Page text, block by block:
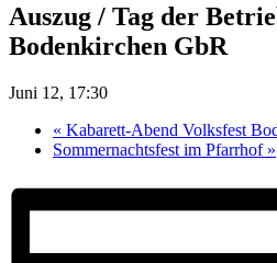
Auszug / Tag der
Bodenkirchen GbR
Juni 12, 17:30
« Kabarett-Abend Volksfest
Sommernachtsfest im Pfarrhof »